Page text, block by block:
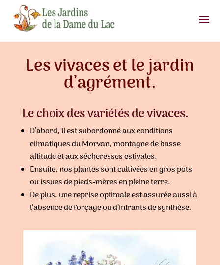
Les vivaces et le jardin
d’agrément.
Le choix des variétés de vivaces.
D’abord, il est subordonné aux conditions
climatiques du Morvan, montagne de basse
altitude et aux sécheresses estivales.
Ensuite, nos plantes sont cultivées en gros pots
ou issues de pieds-mères en pleine terre.
De plus, une reprise optimale est assurée aussi à
l’absence de forçage ou d’intrants de synthèse.